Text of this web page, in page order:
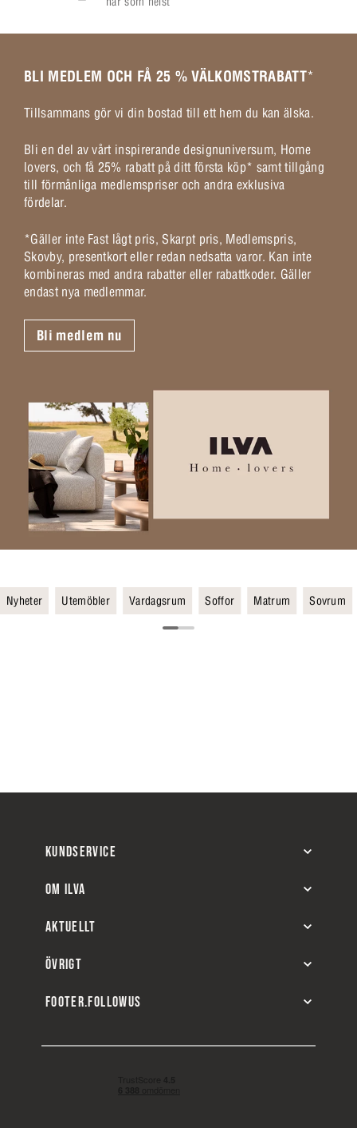
BLI MEDLEM OCH FÅ 25 % VÄLKOMSTRABATT*
Tillsammans gör vi din bostad till ett hem du kan älska.
Bli en del av vårt inspirerande designuniversum, Home
lovers, och få 25% rabatt på ditt första köp* samt tillgång
till förmånliga medlemspriser och andra exklusiva
fördelar.
*Gäller inte Fast lågt pris, Skarpt pris, Medlemspris,
Skovby, presentkort eller redan nedsatta varor. Kan inte
kombineras med andra rabatter eller rabattkoder. Gäller
endast nya medlemmar.
Bli medlem nu
Nyheter Utemöbler Vardagsrum Soffor Matrum Sovrum
KUNDSERVICE
OM ILVA
AKTUELLT
ÖVRIGT
FOOTER.FOLLOWUS